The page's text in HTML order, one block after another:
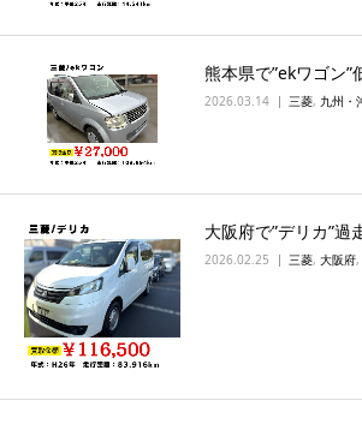
熊本県で”ekワゴン”
2026.03.14 三菱, 九州・
大阪府で”デリカ”過
2026.02.25 三菱, 大阪府,